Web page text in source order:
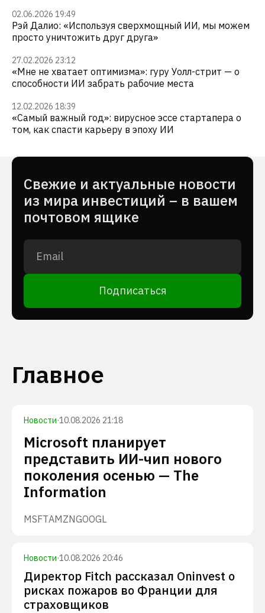
02.06.2026 19:49
Рэй Далио: «Используя сверхмощный ИИ, мы можем
просто уничтожить друг друга»
27.02.2026 23:12
«Мне не хватает оптимизма»: гуру Уолл-стрит — о
способности ИИ забрать рабочие места
12.02.2026 18:39
«Самый важный год»: вирусное эссе стартапера о
том, как спасти карьеру в эпоху ИИ
Cвежие и актуальные новости
из мира инвестиций – в вашем
почтовом ящике
Подписаться
Главное
Новости·10.08.2026 21:18
Microsoft планирует
представить ИИ-чип нового
поколения осенью — The
Information
MSFTAMZNGOOGL
Новости·10.08.2026 20:46
Директор Fitch рассказал Oninvest о
рисках пожаров во Франции для
страховщиков